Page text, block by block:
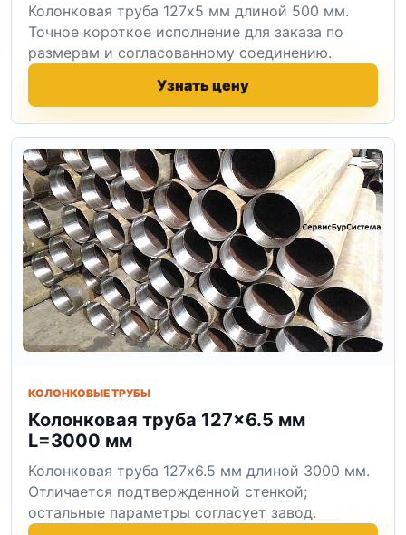
Колонковая труба 127x5 мм длиной 500 мм.
Точное короткое исполнение для заказа по
размерам и согласованному соединению.
Узнать цену
КОЛОНКОВЫЕ ТРУБЫ
Колонковая труба 127×6.5 мм
L=3000 мм
Колонковая труба 127x6.5 мм длиной 3000 мм.
Отличается подтвержденной стенкой;
остальные параметры согласует завод.